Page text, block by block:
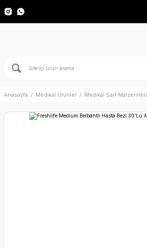
Anasayfa Medikal Ürünler Medikal Sarf Malzemleri